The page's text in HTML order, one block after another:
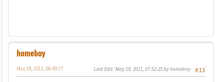
homeboy
#13
May 19, 2011, 06:49:27 Last Edit: May 19, 2011, 07:52:25 by homeboy